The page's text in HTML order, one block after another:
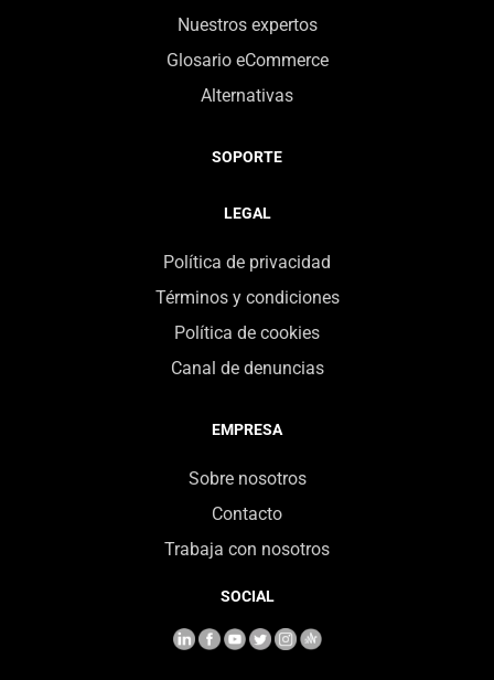
Nuestros expertos
Glosario eCommerce
Alternativas
SOPORTE
LEGAL
Política de privacidad
Términos y condiciones
Política de cookies
Canal de denuncias
EMPRESA
Sobre nosotros
Contacto
Trabaja con nosotros
SOCIAL